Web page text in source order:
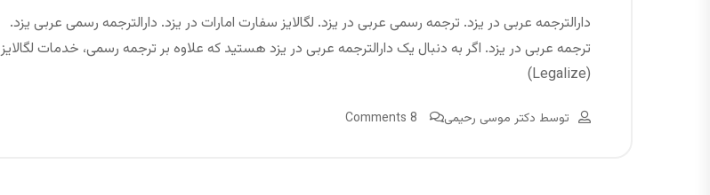
دارالترجمه عربی در یزد. ترجمه رسمی عربی در یزد. لگالایز سفارت امارات در یزد. دارالترجمه رسمی عربی یزد.
ترجمه عربی در یزد. اگر به دنبال یک دارالترجمه عربی در یزد هستید که علاوه بر ترجمه رسمی، خدمات لگالایز
(Legalize)
توسط دکتر موسی رحیمی 8 Comments